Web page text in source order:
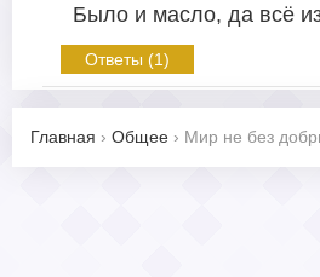
Было и масло, да всё
Ответы (1)
Главная › Общее › Мир не без